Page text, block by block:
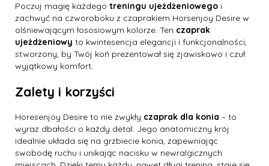
Poczuj magię każdego treningu ujeżdżeniowego i
zachwyć na czworoboku z czaprakiem Horsenjoy Desire w
olśniewającym łososiowym kolorze. Ten czaprak
ujeżdżeniowy to kwintesencja elegancji i funkcjonalności,
stworzony, by Twój koń prezentował się zjawiskowo i czuł
wyjątkowy komfort.
Zalety i korzyści
Horesenjoy Desire to nie zwykły czaprak dla konia – to
wyraz dbałości o każdy detal. Jego anatomiczny krój
idealnie układa się na grzbiecie konia, zapewniając
swobodę ruchu i unikając nacisku w newralgicznych